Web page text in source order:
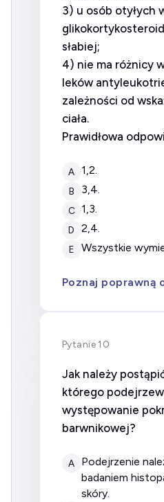
3) u osób otyłych
słabiej;
4) nie ma różnicy
leków
zależności od
ciała.
Prawidłowa
A 1,2.
B 3,4.
C 1,3.
D 2,4.
E wszystkie
Poznaj poprawną
Pytanie 10
Jak należy
którego
występowanie
barwnikowej?
A
podejrzenie należy potwierdzić
badaniem
skóry.